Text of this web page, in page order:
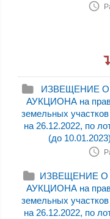
ИЗВЕЩЕНИЕ О
АУКЦИОНА на
земельных
на 26.12.2022, по
(до
ИЗВЕЩЕНИЕ О
АУКЦИОНА на
земельных
на 26.12.2022, по